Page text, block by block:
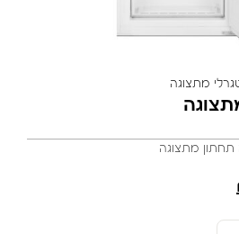
מתצוגה
מתצוגה